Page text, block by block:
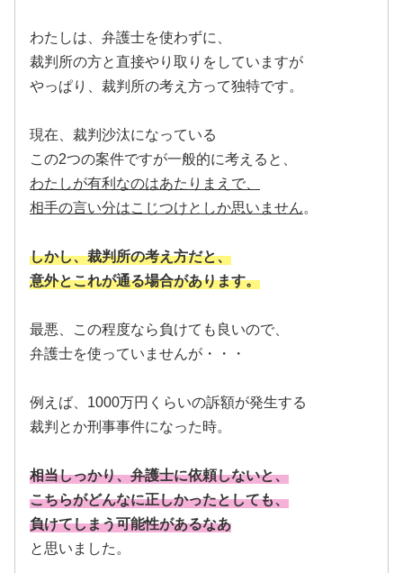
わたしは、弁護士を使わずに、
裁判所の方と直接やり取りをしていますが
やっぱり、裁判所の考え方って独特です。
現在、裁判沙汰になっている
この2つの案件ですが一般的に考えると、
わたしが有利なのはあたりまえで、
相手の言い分はこじつけとしか思いません。
しかし、裁判所の考え方だと、
意外とこれが通る場合があります。
最悪、この程度なら負けても良いので、
弁護士を使っていませんが・・・
例えば、1000万円くらいの訴額が発生する
裁判とか刑事事件になった時。
相当しっかり、弁護士に依頼しないと、
こちらがどんなに正しかったとしても、
負けてしまう可能性があるなあ
と思いました。